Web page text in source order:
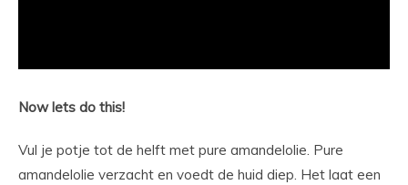
Now lets do this!
Vul je potje tot de helft met pure amandelolie. Pure
amandelolie verzacht en voedt de huid diep. Het laat een